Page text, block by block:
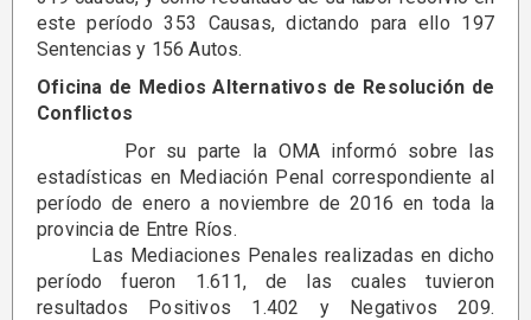
este período 353 Causas, dictando para ello 197
Sentencias y 156 Autos.
Oficina de Medios Alternativos de Resolución de
Conflictos
Por su parte la OMA informó sobre las
estadísticas en Mediación Penal correspondiente al
período de enero a noviembre de 2016 en toda la
provincia de Entre Ríos.
Las Mediaciones Penales realizadas en dicho
período fueron 1.611, de las cuales tuvieron
resultados Positivos 1.402 y Negativos 209.